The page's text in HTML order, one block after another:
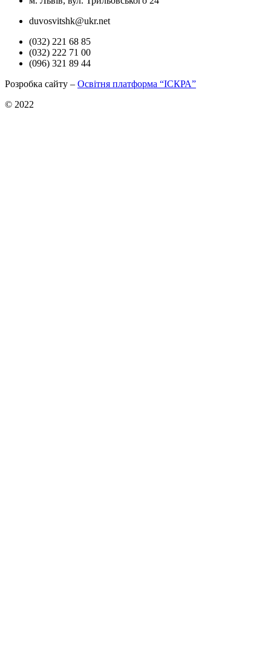
duvosvitshk@ukr.net
(032) 221 68 85
(032) 222 71 00
(096) 321 89 44
Розробка сайту – Освітня платформа “ІСКРА”
© 2022